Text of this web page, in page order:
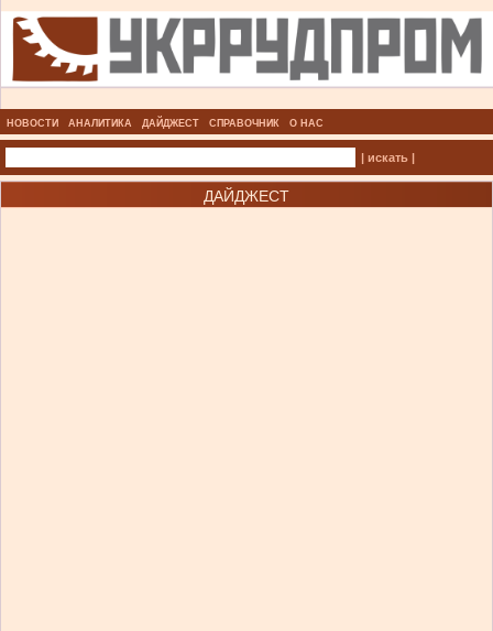
НОВОСТИ АНАЛИТИКА ДАЙДЖЕСТ СПРАВОЧНИК О НАС
| искать |
ДАЙДЖЕСТ